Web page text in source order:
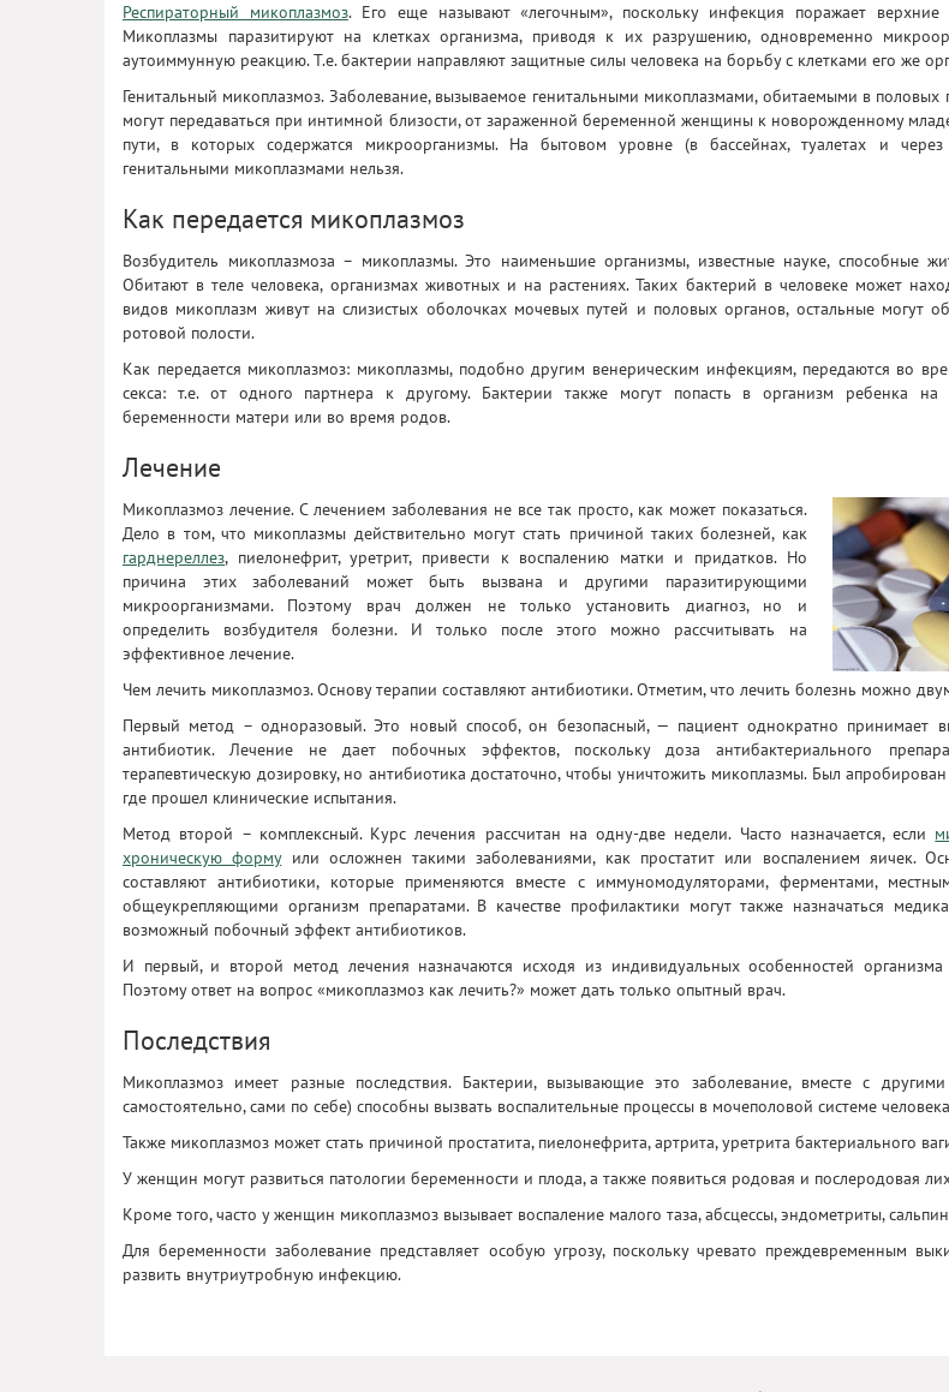
Респираторный микоплазмоз. Его еще называют «легочным», поскольку инфекция поражает верхние
Микоплазмы паразитируют на клетках организма, приводя к их разрушению, одновременно
аутоиммунную реакцию. Т.е. бактерии направляют защитные силы человека на борьбу с клетками его же
Генитальный микоплазмоз. Заболевание, вызываемое генитальными микоплазмами, обитаемыми в половых
могут передаваться при интимной близости, от зараженной беременной женщины к новорожденному
пути, в которых содержатся микроорганизмы. На бытовом уровне (в бассейнах, туалетах и через
генитальными микоплазмами нельзя.
Как передается микоплазмоз
Возбудитель микоплазмоза – микоплазмы. Это наименьшие организмы, известные науке, способные
Обитают в теле человека, организмах животных и на растениях. Таких бактерий в человеке может
видов микоплазм живут на слизистых оболочках мочевых путей и половых органов, остальные могут
ротовой полости.
Как передается микоплазмоз: микоплазмы, подобно другим венерическим инфекциям, передаются во
секса: т.е. от одного партнера к другому. Бактерии также могут попасть в организм ребенка на
беременности матери или во время родов.
Лечение
Микоплазмоз лечение. С лечением заболевания не все так просто, как может показаться.
Дело в том, что микоплазмы действительно могут стать причиной таких болезней, как
гарднереллез, пиелонефрит, уретрит, привести к воспалению матки и придатков. Но
причина этих заболеваний может быть вызвана и другими паразитирующими
микроорганизмами. Поэтому врач должен не только установить диагноз, но и
определить возбудителя болезни. И только после этого можно рассчитывать на
эффективное лечение.
Чем лечить микоплазмоз. Основу терапии составляют антибиотики. Отметим, что лечить болезнь можно
Первый метод – одноразовый. Это новый способ, он безопасный, — пациент однократно принимает
антибиотик. Лечение не дает побочных эффектов, поскольку доза антибактериального
терапевтическую дозировку, но антибиотика достаточно, чтобы уничтожить микоплазмы. Был
где прошел клинические испытания.
Метод второй – комплексный. Курс лечения рассчитан на одну-две недели. Часто назначается, если
хроническую формуили осложнен такими заболеваниями, как простатит или воспалением яичек.
составляют антибиотики, которые применяются вместе с иммуномодуляторами, ферментами,
общеукрепляющими организм препаратами. В качестве профилактики могут также назначаться
возможный побочный эффект антибиотиков.
И первый, и второй метод лечения назначаются исходя из индивидуальных особенностей организма
Поэтому ответ на вопрос «микоплазмоз как лечить?» может дать только опытный врач.
Последствия
Микоплазмоз имеет разные последствия. Бактерии, вызывающие это заболевание, вместе с
самостоятельно, сами по себе) способны вызвать воспалительные процессы в мочеполовой системе
Также микоплазмоз может стать причиной простатита, пиелонефрита, артрита, уретрита бактериального
У женщин могут развиться патологии беременности и плода, а также появиться родовая и послеродовая
Кроме того, часто у женщин микоплазмоз вызывает воспаление малого таза, абсцессы, эндометриты,
Для беременности заболевание представляет особую угрозу, поскольку чревато преждевременным
развить внутриутробную инфекцию.